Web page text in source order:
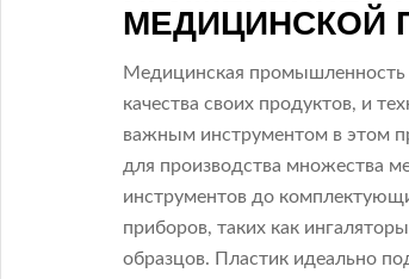
МЕДИЦИНСКОЙ
Медицинская промышленность
качества своих продуктов, и
важным инструментом в этом
для производства множества
инструментов до
приборов, таких как
образцов. Пластик идеально